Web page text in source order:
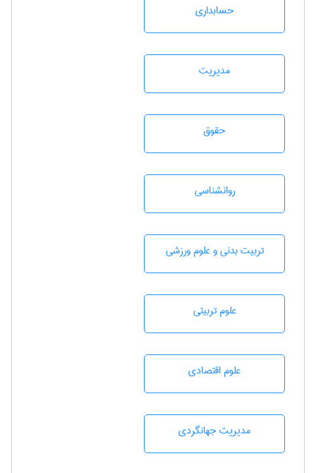
حسابداری
مديريت
حقوق
روانشناسی
تربيت بدنی و علوم ورزشی
علوم تربيتی
علوم اقتصادی
مديريت جهانگردی